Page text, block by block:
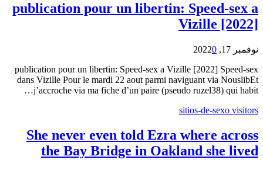
publication pour un libertin: Speed-sex a
Vizille [2022]
نوفمبر 17, 2022
0
publication pour un libertin: Speed-sex a Vizille [2022] Speed-sex
dans Vizille Pour le mardi 22 aout parmi naviguant via NouslibEt
j’accroche via ma fiche d’un paire (pseudo ruzel38) qui habit…
sitios-de-sexo visitors
She never even told Ezra where across
the Bay Bridge in Oakland she lived